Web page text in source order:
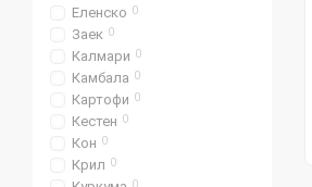
Еленско 0
Заек 0
Калмари 0
Камбала 0
Картофи 0
Кестен 0
Кон 0
Крил 0
0